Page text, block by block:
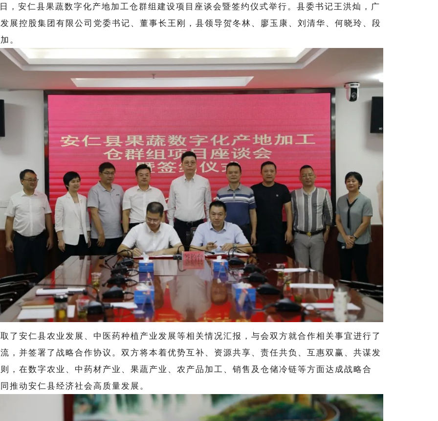
，安仁县果蔬数字化产地加工仓群组建设项目座谈会暨签约仪式举行。县委书记王洪灿，广
展控股集团有限公司党委书记、董事长王刚，县领导贺冬林、廖玉康、刘清华、何晓玲、段
。
了安仁县农业发展、中医药种植产业发展等相关情况汇报，与会双方就合作相关事宜进行了
，并签署了战略合作协议。双方将本着优势互补、资源共享、责任共负、互惠双赢、共谋发
，在数字农业、中药材产业、果蔬产业、农产品加工、销售及仓储冷链等方面达成战略合
推动安仁县经济社会高质量发展。